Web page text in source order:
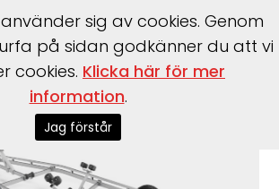
Fogelsta ST221500 SVX
sig av cookies. Genom
på sidan godkänner du att vi
cookies. Klicka här för mer
information.
Jag förstår